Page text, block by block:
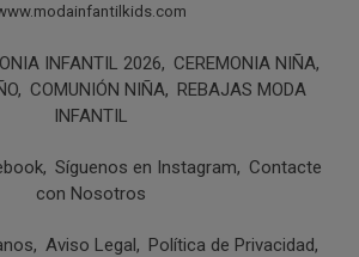
INFANTIL 2026
CEREMONIA NIÑA
COMUNIÓN NIÑA REBAJAS MODA
INFANTIL
Síguenos en Instagram
Contacte
con Nosotros
Aviso Legal
Política de Privacidad